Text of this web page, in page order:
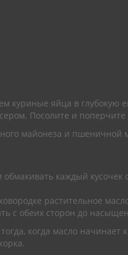
куриные яйца в глубокую
Посолите и поперчите
майонеза и пшеничной
каждый кусочек
растительное
с обеих сторон до
когда масло начинает